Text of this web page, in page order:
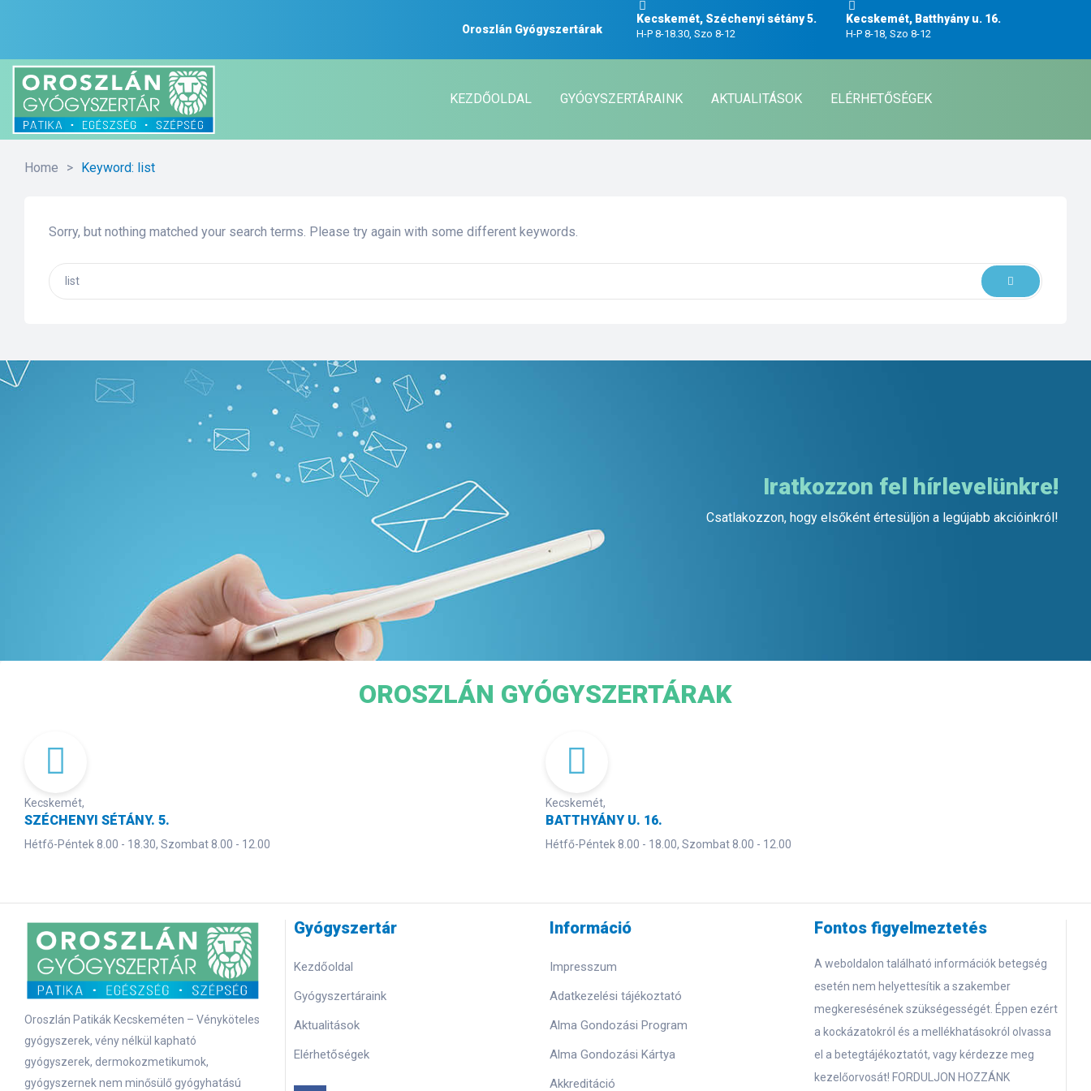
Oroszlán Gyógyszertárak
Kecskemét, Széchenyi sétány 5.
H-P 8-18.30, Szo 8-12
Kecskemét, Batthyány u. 16.
H-P 8-18, Szo 8-12
KEZDŐOLDAL GYÓGYSZERTÁRAINK AKTUALITÁSOK ELÉRHETŐSÉGEK
Home > Keyword: list
Sorry, but nothing matched your search terms. Please try again with some different keywords.
Iratkozzon fel hírlevelünkre!
Csatlakozzon, hogy elsőként értesüljön a legújabb akcióinkról!
OROSZLÁN GYÓGYSZERTÁRAK
Kecskemét,
SZÉCHENYI SÉTÁNY. 5.
Hétfő-Péntek 8.00 - 18.30, Szombat 8.00 - 12.00
Kecskemét,
BATTHYÁNY U. 16.
Hétfő-Péntek 8.00 - 18.00, Szombat 8.00 - 12.00
Oroszlán Patikák Kecskeméten – Vényköteles
gyógyszerek, vény nélkül kapható
gyógyszerek, dermokozmetikumok,
gyógyszernek nem minősülő gyógyhatású
Gyógyszertár
Kezdőoldal
Gyógyszertáraink
Aktualitások
Elérhetőségek
Információ
Impresszum
Adatkezelési tájékoztató
Alma Gondozási Program
Alma Gondozási Kártya
Akkreditáció
Fontos figyelmeztetés
A weboldalon található információk betegség
esetén nem helyettesítik a szakember
megkeresésének szükségességét. Éppen ezért
a kockázatokról és a mellékhatásokról olvassa
el a betegtájékoztatót, vagy kérdezze meg
kezelőorvosát! FORDULJON HOZZÁNK